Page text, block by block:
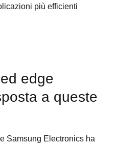
più efficienti
edge
a queste
Samsung Electronics ha